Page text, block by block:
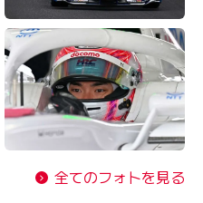
全てのフォトを見る